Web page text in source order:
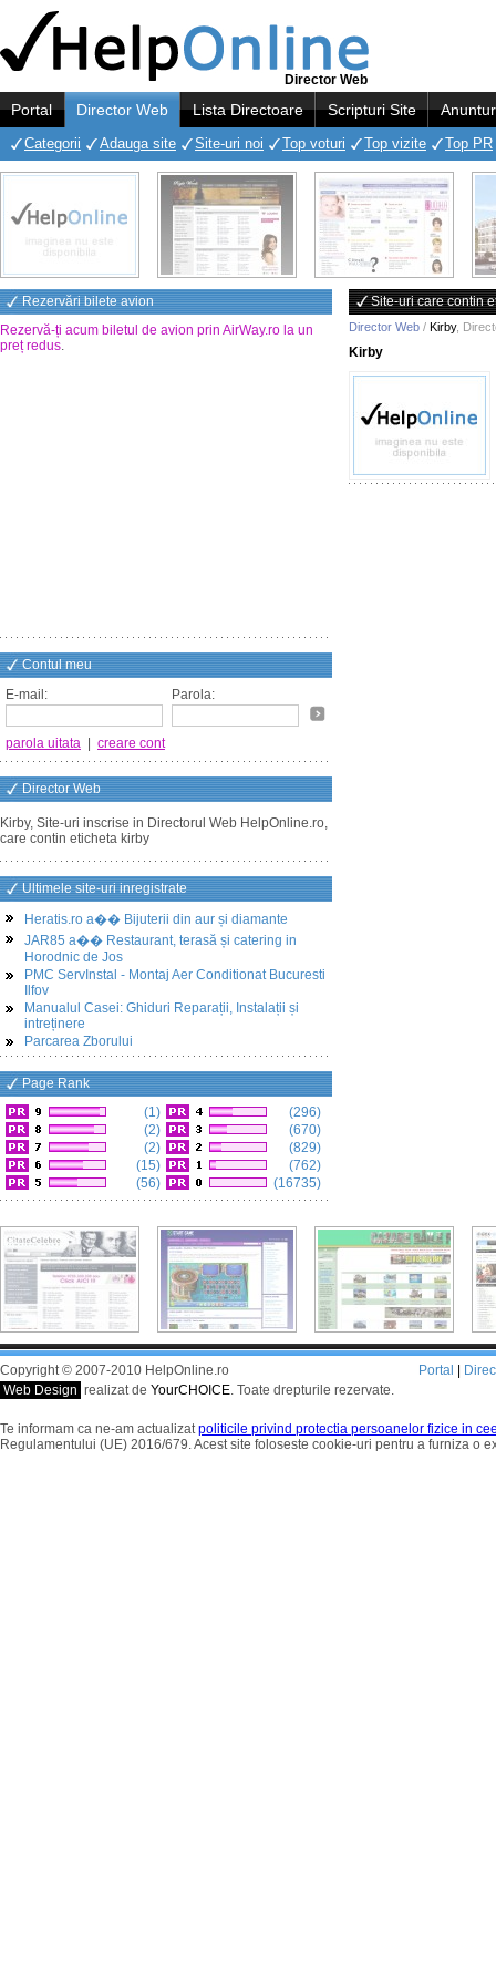
Director Web
Portal Director Web Lista Directoare Scripturi Site
Categorii Adauga site Site-uri noi Top voturi Top vizite Top PR
Rezervări bilete avion
Rezervă-ți acum biletul de avion prin AirWay.ro la un
preț redus.
Contul meu
E-mail:
Parola:
parola uitata creare cont
Director Web
Kirby, Site-uri inscrise in Directorul Web HelpOnline.ro,
care contin eticheta kirby
Ultimele site-uri inregistrate
Heratis.ro a�� Bijuterii din aur și diamante
JAR85 a�� Restaurant, terasă și catering in
Horodnic de Jos
PMC ServInstal - Montaj Aer Conditionat Bucuresti
Ilfov
Manualul Casei: Ghiduri Reparații, Instalații și
intreținere
Parcarea Zborului
Page Rank
(1)
(2)
(2)
(15)
(56)
(296)
(670)
(829)
(762)
(16735)
Site-uri care contin
Director Web / Kirby,
Kirby
Copyright © 2007-2010 HelpOnline.ro
Web Design realizat de YourCHOICE. Toate drepturile rezervate.
Portal
Te informam ca ne-am actualizatpoliticile privind protectia persoanelor fizice in
Regulamentului (UE) 2016/679. Acest site foloseste cookie-uri pentru a furniza o